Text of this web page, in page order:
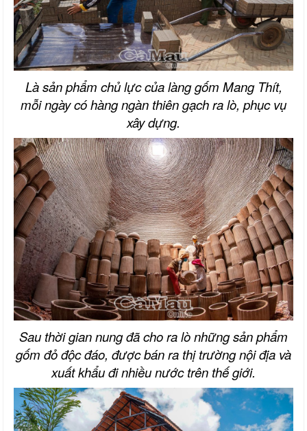
Là sản phẩm chủ lực của làng gốm Mang Thít,
mỗi ngày có hàng ngàn thiên gạch ra lò, phục vụ
xây dựng.
Sau thời gian nung đã cho ra lò những sản phẩm
gốm đỏ độc đáo, được bán ra thị trường nội địa và
xuất khẩu đi nhiều nước trên thế giới.